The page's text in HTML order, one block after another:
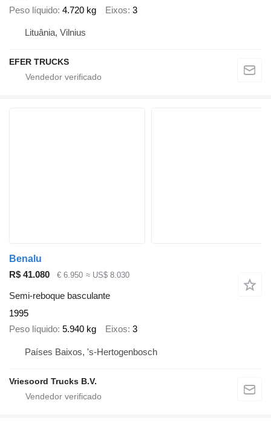
Peso líquido 4.720 kg Eixos 3
Lituânia, Vilnius
EFER TRUCKS
Benalu
R$ 41.080
€ 6.950 ≈ US$ 8.030
Semi-reboque basculante
1995
Peso líquido 5.940 kg Eixos 3
Países Baixos, 's-Hertogenbosch
Vriesoord Trucks B.V.